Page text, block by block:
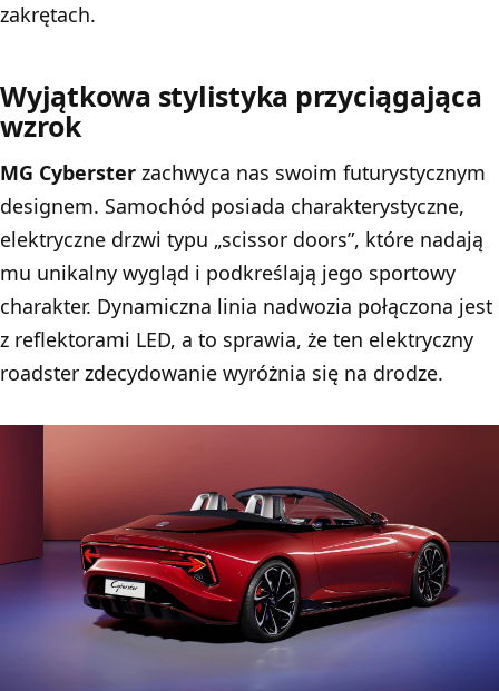
zakrętach.
Wyjątkowa stylistyka przyciągająca
wzrok
MG Cyberster zachwyca nas swoim futurystycznym
designem. Samochód posiada charakterystyczne,
elektryczne drzwi typu „scissor doors”, które nadają
mu unikalny wygląd i podkreślają jego sportowy
charakter. Dynamiczna linia nadwozia połączona jest
z reflektorami LED, a to sprawia, że ten elektryczny
roadster zdecydowanie wyróżnia się na drodze.